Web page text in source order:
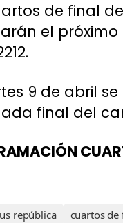
de final
el próximo
9 de abril
final del
república cuartos de